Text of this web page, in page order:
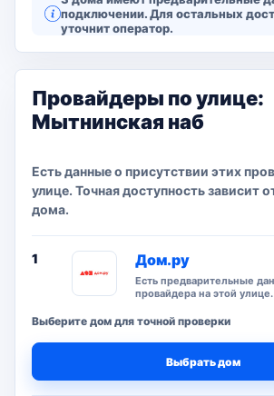
подключении. Для остальных
уточнит оператор.
Провайдеры по улице:
Мытнинская наб
Есть данные о присутствии этих
улице. Точная доступность зависит
дома.
1 Дом.ру
Есть предварительные
провайдера на этой улице.
Выберите дом для точной проверки
Выбрать дом